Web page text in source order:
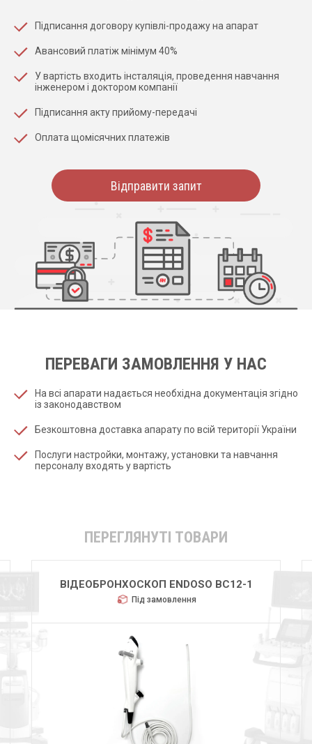
Підписання договору купівлі-продажу на апарат
Авансовий платіж мінімум 40%
У вартість входить інсталяція, проведення навчання
інженером і доктором компанії
Підписання акту прийому-передачі
Оплата щомісячних платежів
Відправити запит
ПЕРЕВАГИ ЗАМОВЛЕННЯ У НАС
На всі апарати надається необхідна документація згідно
із законодавством
Безкоштовна доставка апарату по всій території України
Послуги настройки, монтажу, установки та навчання
персоналу входять у вартість
ПЕРЕГЛЯНУТІ ТОВАРИ
ВІДЕОБРОНХОСКОП ENDOSO BC12-1
Під замовлення